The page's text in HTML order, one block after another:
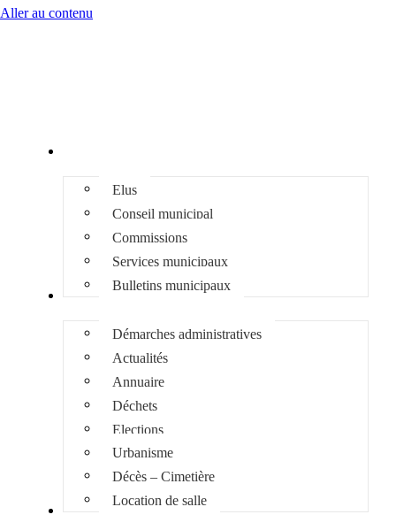
Aller au contenu
Elus
Conseil municipal
Commissions
Services municipaux
Bulletins municipaux
Démarches administratives
Actualités
Annuaire
Déchets
Elections
Urbanisme
Décès – Cimetière
Location de salle